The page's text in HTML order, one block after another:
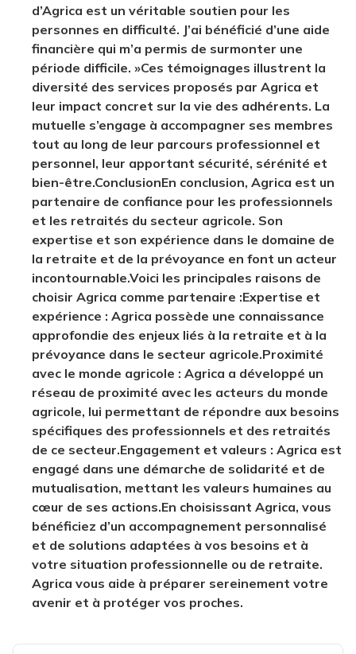
d’Agrica est un véritable soutien pour les
personnes en difficulté. J’ai bénéficié d’une aide
financière qui m’a permis de surmonter une
période difficile. »Ces témoignages illustrent la
diversité des services proposés par Agrica et
leur impact concret sur la vie des adhérents. La
mutuelle s’engage à accompagner ses membres
tout au long de leur parcours professionnel et
personnel, leur apportant sécurité, sérénité et
bien-être.ConclusionEn conclusion, Agrica est un
partenaire de confiance pour les professionnels
et les retraités du secteur agricole. Son
expertise et son expérience dans le domaine de
la retraite et de la prévoyance en font un acteur
incontournable.Voici les principales raisons de
choisir Agrica comme partenaire :Expertise et
expérience : Agrica possède une connaissance
approfondie des enjeux liés à la retraite et à la
prévoyance dans le secteur agricole.Proximité
avec le monde agricole : Agrica a développé un
réseau de proximité avec les acteurs du monde
agricole, lui permettant de répondre aux besoins
spécifiques des professionnels et des retraités
de ce secteur.Engagement et valeurs : Agrica est
engagé dans une démarche de solidarité et de
mutualisation, mettant les valeurs humaines au
cœur de ses actions.En choisissant Agrica, vous
bénéficiez d’un accompagnement personnalisé
et de solutions adaptées à vos besoins et à
votre situation professionnelle ou de retraite.
Agrica vous aide à préparer sereinement votre
avenir et à protéger vos proches.